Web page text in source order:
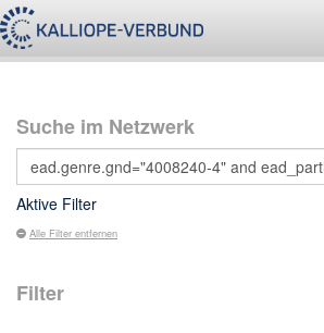
Suche im Netzwerk
Aktive Filter
Alle Filter entfernen
Filter